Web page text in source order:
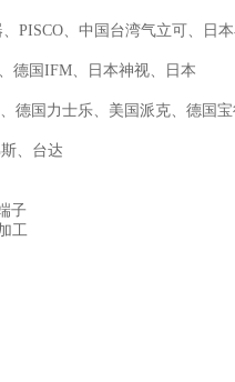
PISCO、中国台湾气立可、日
德国IFM、日本神视、日本
德国力士乐、美国派克、德国
、台达
子
工